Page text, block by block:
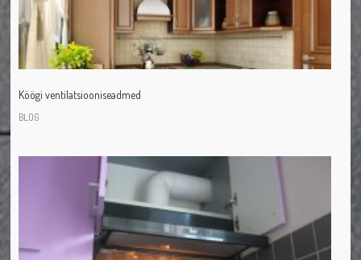
Köögi ventilatsiooniseadmed
BLOG